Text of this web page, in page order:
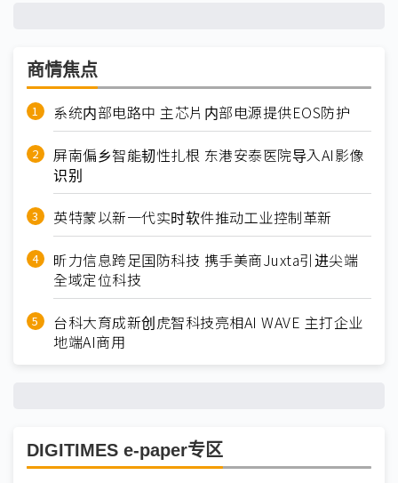
商情焦点
系统内部电路中 主芯片内部电源提供EOS防护
屏南偏乡智能韧性扎根 东港安泰医院导入AI影像
识别
英特蒙以新一代实时软件推动工业控制革新
昕力信息跨足国防科技 携手美商Juxta引进尖端
全域定位科技
台科大育成新创虎智科技亮相AI WAVE 主打企业
地端AI商用
DIGITIMES e-paper专区